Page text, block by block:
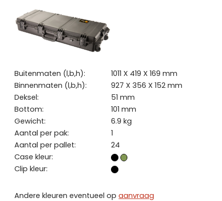
Buitenmaten (l,b,h):
1011 X 419 X 169 mm
Binnenmaten (l,b,h):
927 X 356 X 152 mm
Deksel:
51 mm
Bottom:
101 mm
Gewicht:
6.9 kg
Aantal per pak:
1
Aantal per pallet:
24
Case kleur:
Clip kleur:
Andere kleuren eventueel opaanvraag